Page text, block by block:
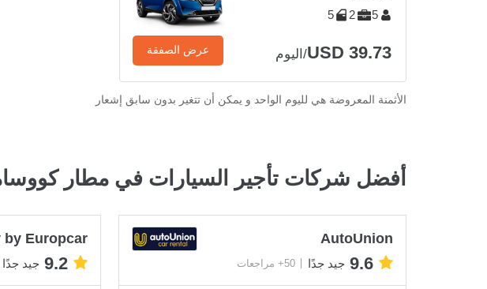
5
2
5
USD 39.73/اليوم عرض الصفقة
الأثمنة المعروضة هي لليوم الواحد و يمكن أن تتغير بدون سابق إشعار
أفضل شركات تأجير السيارات في مطار
AutoUnion
9.6 جيد جدًا 50+ مراجعات
by Europcar
9.2 جيد جدًا